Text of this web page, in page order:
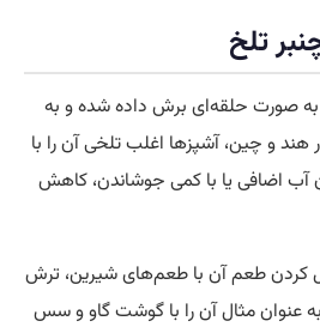
تلخ
به صورت حلقه‌ای برش داده شده و به
و چین، آشپزها اغلب تلخی آن را با
اضافی یا با کمی جوشاندن، کاهش
کردن طعم آن با طعم‌های شیرین، ترش
عنوان مثال آن را با گوشت گاو و سس